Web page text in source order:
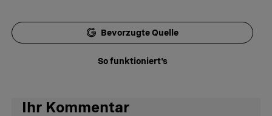
Bevorzugte Quelle
So funktioniert's
Ihr Kommentar